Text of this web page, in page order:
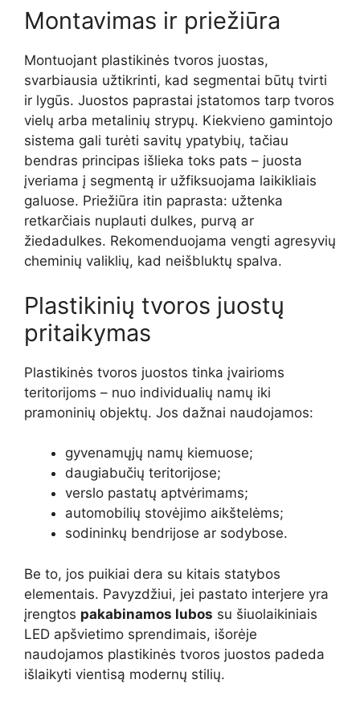
Montavimas ir priežiūra
Montuojant plastikinės tvoros juostas,
svarbiausia užtikrinti, kad segmentai būtų tvirti
ir lygūs. Juostos paprastai įstatomos tarp tvoros
vielų arba metalinių strypų. Kiekvieno gamintojo
sistema gali turėti savitų ypatybių, tačiau
bendras principas išlieka toks pats – juosta
įveriama į segmentą ir užfiksuojama laikikliais
galuose. Priežiūra itin paprasta: užtenka
retkarčiais nuplauti dulkes, purvą ar
žiedadulkes. Rekomenduojama vengti agresyvių
cheminių valiklių, kad neišbluktų spalva.
Plastikinių tvoros juostų
pritaikymas
Plastikinės tvoros juostos tinka įvairioms
teritorijoms – nuo individualių namų iki
pramoninių objektų. Jos dažnai naudojamos:
gyvenamųjų namų kiemuose;
daugiabučių teritorijose;
verslo pastatų aptvėrimams;
automobilių stovėjimo aikštelėms;
sodininkų bendrijose ar sodybose.
Be to, jos puikiai dera su kitais statybos
elementais. Pavyzdžiui, jei pastato interjere yra
įrengtos pakabinamos lubos su šiuolaikiniais
LED apšvietimo sprendimais, išorėje
naudojamos plastikinės tvoros juostos padeda
išlaikyti vientisą modernų stilių.